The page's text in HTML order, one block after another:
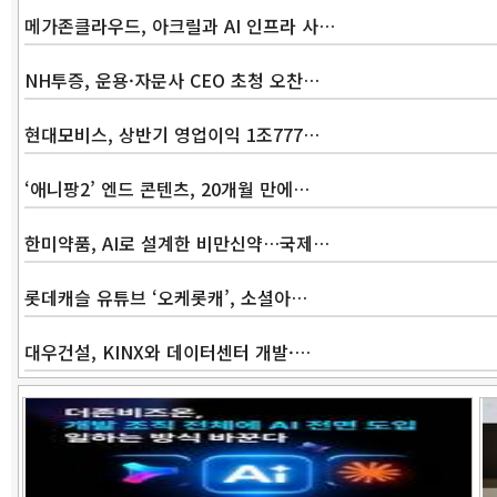
메가존클라우드, 아크릴과 AI 인프라 사…
NH투증, 운용·자문사 CEO 초청 오찬…
현대모비스, 상반기 영업이익 1조777…
‘애니팡2’ 엔드 콘텐츠, 20개월 만에…
한미약품, AI로 설계한 비만신약…국제…
롯데캐슬 유튜브 ‘오케롯캐’, 소셜아…
대우건설, KINX와 데이터센터 개발·…